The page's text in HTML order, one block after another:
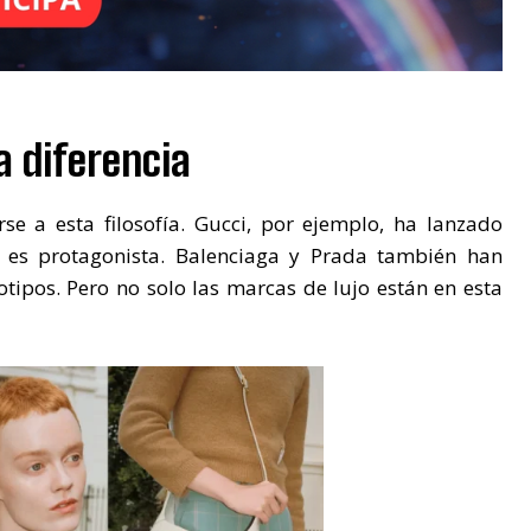
diferencia
a esta filosofía. Gucci, por ejemplo, ha lanzado
protagonista. Balenciaga y Prada también han
Pero no solo las marcas de lujo están en esta